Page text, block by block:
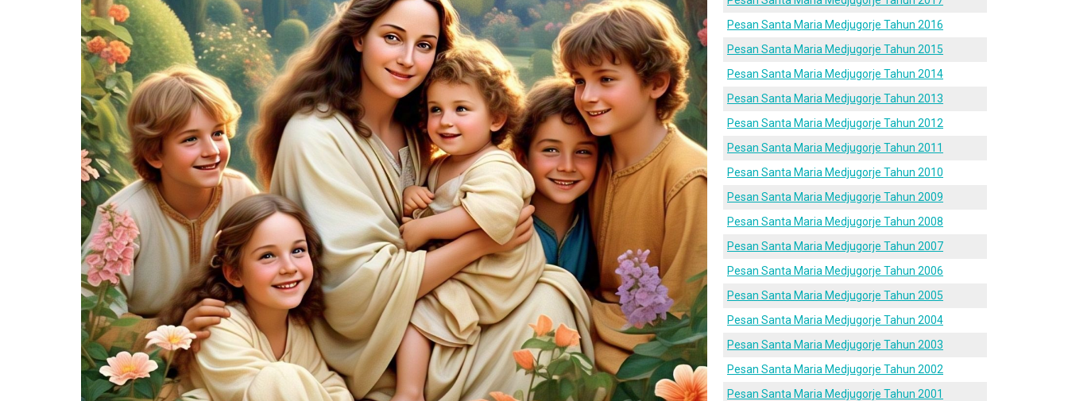
Pesan Santa Maria Medjugorje Tahun 2016
Pesan Santa Maria Medjugorje Tahun 2015
Pesan Santa Maria Medjugorje Tahun 2014
Pesan Santa Maria Medjugorje Tahun 2013
Pesan Santa Maria Medjugorje Tahun 2012
Pesan Santa Maria Medjugorje Tahun 2011
Pesan Santa Maria Medjugorje Tahun 2010
Pesan Santa Maria Medjugorje Tahun 2009
Pesan Santa Maria Medjugorje Tahun 2008
Pesan Santa Maria Medjugorje Tahun 2007
Pesan Santa Maria Medjugorje Tahun 2006
Pesan Santa Maria Medjugorje Tahun 2005
Pesan Santa Maria Medjugorje Tahun 2004
Pesan Santa Maria Medjugorje Tahun 2003
Pesan Santa Maria Medjugorje Tahun 2002
Pesan Santa Maria Medjugorje Tahun 2001